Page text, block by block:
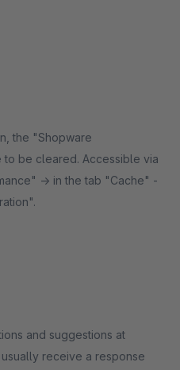
the "Shopware
be cleared. Accessible via
-> in the tab "Cache" -
and suggestions at
usually receive a response